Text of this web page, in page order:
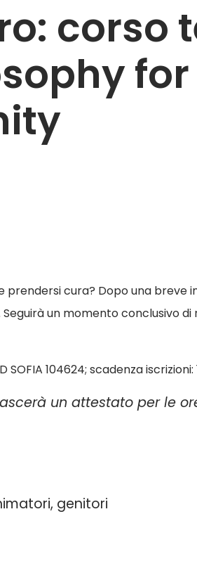
corso
for
cura? Dopo una breve
un momento conclusivo
104624; scadenza
un attestato per le
genitori